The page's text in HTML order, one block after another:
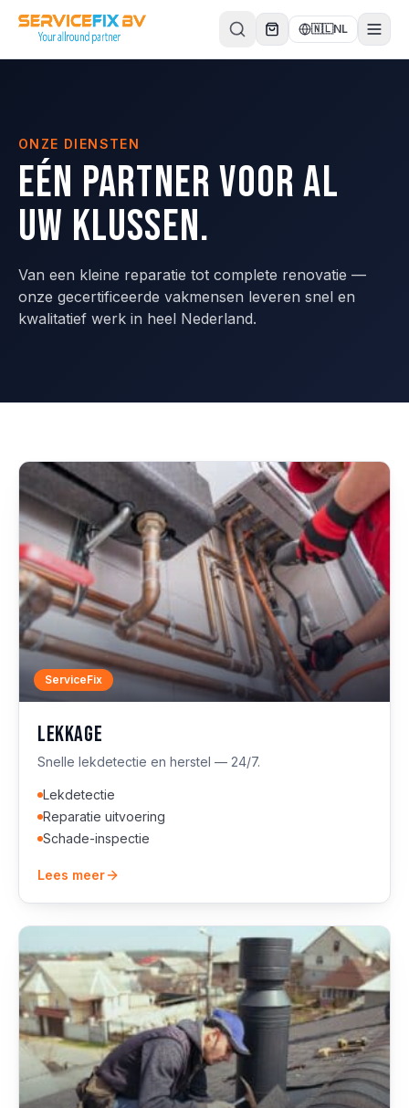
Direct naar inhoud
🇳🇱NL
ONZE DIENSTEN
Eén partner voor al
uw klussen.
Van een kleine reparatie tot complete renovatie —
onze gecertificeerde vakmensen leveren snel en
kwalitatief werk in heel Nederland.
ServiceFix
Lekkage
Snelle lekdetectie en herstel — 24/7.
Lekdetectie
Reparatie uitvoering
Schade-inspectie
Lees meer